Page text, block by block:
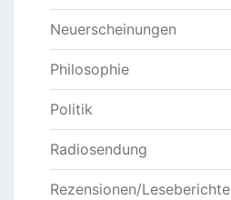
Neuerscheinungen
Philosophie
Politik
Radiosendung
Rezensionen/Leseberichte